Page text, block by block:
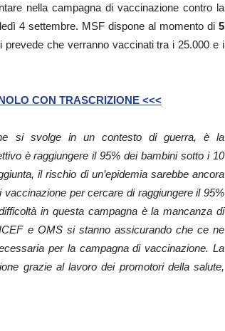
nella campagna di vaccinazione contro la
4 settembre. MSF dispone al momento di 5
che verranno vaccinati tra i 25.000 e i
CON TRASCRIZIONE <<<
si svolge in un contesto di guerra, è la
è raggiungere il 95% dei bambini sotto i 10
il rischio di un’epidemia sarebbe ancora
per cercare di raggiungere il 95%
in questa campagna è la mancanza di
e OMS si stanno assicurando che ce ne
per la campagna di vaccinazione. La
grazie al lavoro dei promotori della salute,